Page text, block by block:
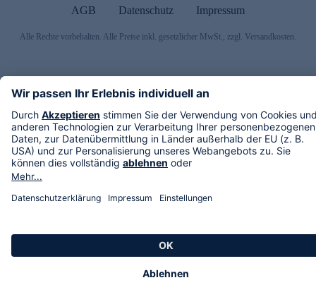
AGB Datenschutz Impressum
Alle Rechte vorbehalten. Alle Preise inkl. gesetzlicher MwSt., zzgl. Versandkosten.